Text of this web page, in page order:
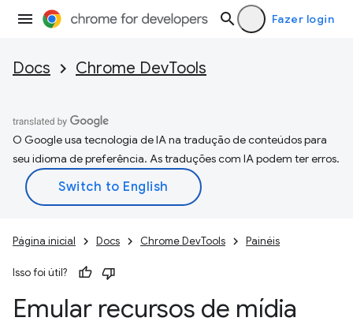
Fazer login
Docs Chrome DevTools
O Google usa tecnologia de IA na tradução de conteúdos para
seu idioma de preferência. As traduções com IA podem ter erros.
Página inicial Docs Chrome DevTools Painéis
Isso foi útil?
Emular recursos de mídia